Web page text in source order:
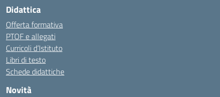
Didattica
Offerta formativa
PTOF e allegati
Curricoli d’Istituto
Libri di testo
Schede didattiche
Novità